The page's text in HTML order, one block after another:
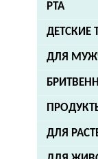
РТА
ДЕТСКИЕ
ДЛЯ
ДЛЯ